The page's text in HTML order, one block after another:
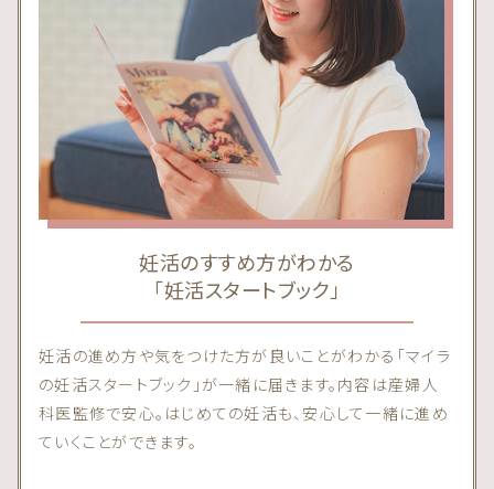
妊活のすすめ方がわかる
「妊活スタートブック」
妊活の進め方や気をつけた方が良いことがわかる「マイラ
の妊活スタートブック」が一緒に届きます。内容は産婦人
科医監修で安心。はじめての妊活も、安心して一緒に進め
ていくことができます。